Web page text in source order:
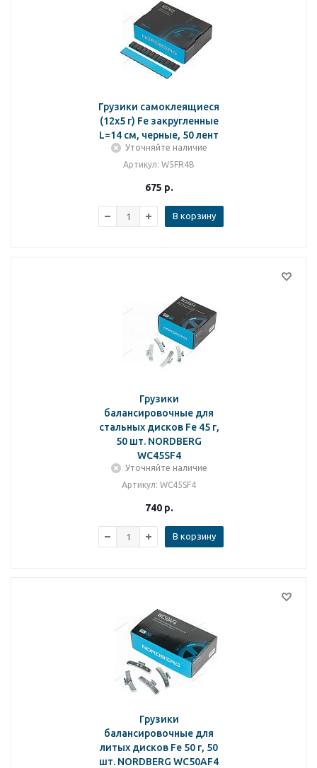
Грузики самоклеящиеся
(12х5 г) Fe закругленные
L=14 см, черные, 50 лент
Уточняйте наличие
Артикул: W5FR4B
675 р.
В корзину
Грузики
балансировочные для
стальных дисков Fe 45 г,
50 шт. NORDBERG
WC45SF4
Уточняйте наличие
Артикул: WC45SF4
740р.
В корзину
Грузики
балансировочные для
литых дисков Fe 50 г, 50
шт. NORDBERG WC50AF4